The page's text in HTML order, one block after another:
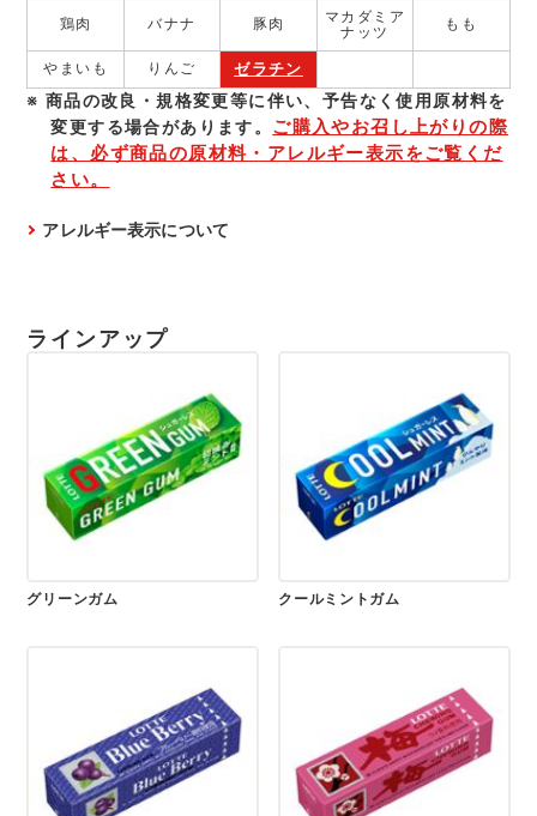
鶏肉 バナナ 豚肉
マカダミア
ナッツ
もも
やまいも りんご ゼラチン
商品の改良・規格変更等に伴い、予告なく使⽤原材料を
変更する場合があります。 ご購入やお召し上がりの際
は、必ず商品の原材料・アレルギー表示をご覧くだ
さい。
アレルギー表示について
ラインアップ
グリーンガム クールミントガム